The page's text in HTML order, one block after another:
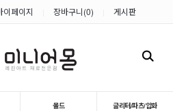
이페이지 장바구니(0) 게시판
몰드 글리터/파츠/압화